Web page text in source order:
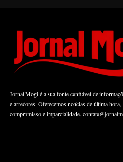
Jornal Mogi é a sua fonte confiável de
e arredores. Oferecemos notícias de última
compromisso e imparcialidade.